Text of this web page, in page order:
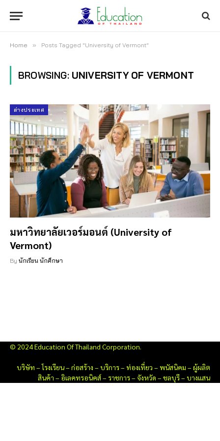
Home » Posts Tagged "University of Vermont"
BROWSING: UNIVERSITY OF VERMONT
ต่างประเทศ
มหาวิทยาลัยเวอร์มอนต์ (University of
Vermont)
By นักเรียน นักศึกษา
© 2024 Education Of Thailand Corporation.
บริษัท –โรงเรียน– ก่อสร้าง – บริการ– ท่องเที่ยว – พนัสนิคม – ผู้ผลิต
สินค้า – อิเลคทรอนิคส์– ราชการ– จังหวัด – ชลบุรี– บางแสน